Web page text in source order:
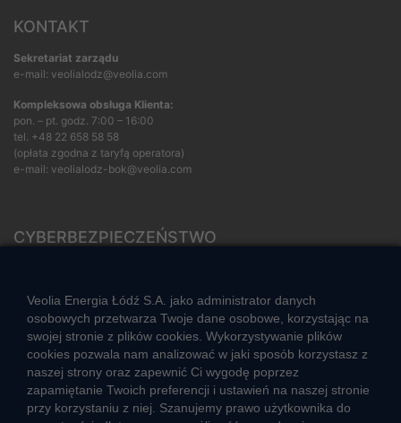
KONTAKT
Sekretariat zarządu
e-mail: veolialodz@veolia.com
Kompleksowa obsługa Klienta:
pon. – pt. godz. 7:00 – 16:00
tel. +48 22 658 58 58
(opłata zgodna z taryfą operatora)
e-mail: veolialodz-bok@veolia.com
CYBERBEZPIECZEŃSTWO
CIEPŁO SYSTEMOWE
Zalety ciepła systemowego
Ciepło przez cały rok
Veolia Energia Łódź S.A. jako administrator danych
osobowych przetwarza Twoje dane osobowe, korzystając na
swojej stronie z plików cookies. Wykorzystywanie plików
cookies pozwala nam analizować w jaki sposób korzystasz z
naszej strony oraz zapewnić Ci wygodę poprzez
zapamiętanie Twoich preferencji i ustawień na naszej stronie
przy korzystaniu z niej. Szanujemy prawo użytkownika do